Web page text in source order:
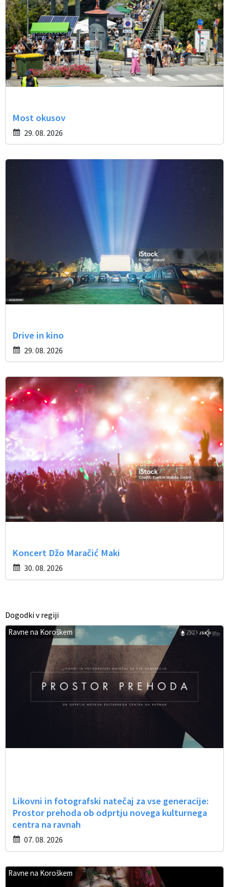
Most okusov
29. 08. 2026
Drive in kino
29. 08. 2026
Koncert Džo Maračić Maki
30. 08. 2026
Dogodki v regiji
Ravne na Koroškem
Likovni in fotografski natečaj za vse generacije:
Prostor prehoda ob odprtju novega kulturnega
centra na ravnah
07. 08. 2026
Ravne na Koroškem